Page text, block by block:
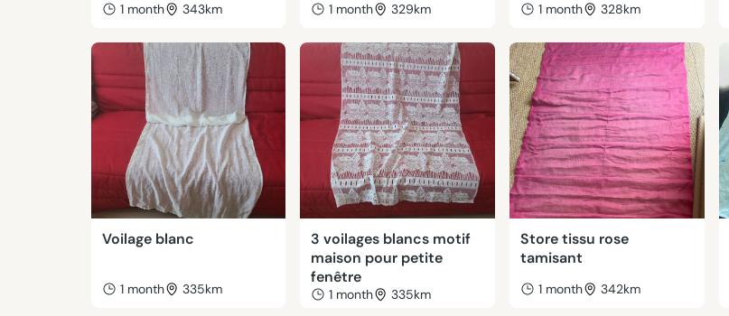
1 month 343km 1 month 329km 1 month 328km
Voilage blanc
1 month 335km
3 voilages blancs motif
maison pour petite
fenêtre
1 month 335km
Store tissu rose
tamisant
1 month 342km